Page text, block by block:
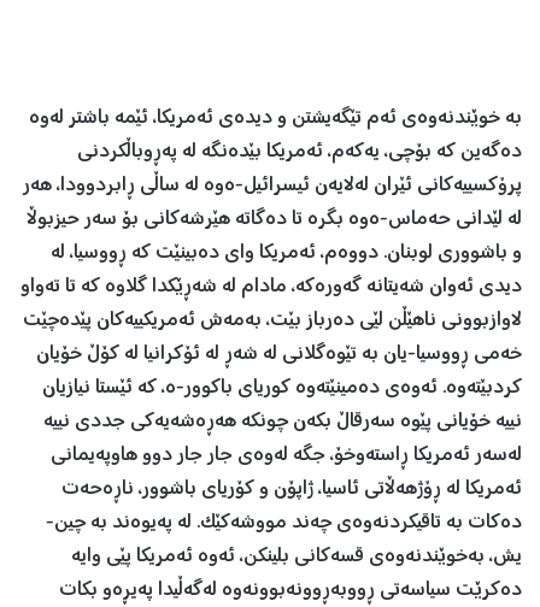
بە خوێندنەوەی ئەم تێگەیشتن و دیدەی ئەمریکا، ئێمە باشتر لەوە
دەگەین کە بۆچی، یەکەم، ئەمریکا بێدەنگە لە پەڕوباڵکردنی
پرۆکسییەکانی ئێران لەلایەن ئیسرائیل-ەوە لە ساڵی ڕابردوودا، هەر
لە لێدانی حەماس-ەوە بگرە تا دەگاتە هێرشەکانی بۆ سەر حیزبوڵا
و باشووری لوبنان. دووەم، ئەمریکا وای دەبینێت کە ڕووسیا، لە
دیدی ئەوان شەیتانە گەورەکە، مادام لە شەڕێکدا گلاوە کە تا تەواو
لاوازبوونی ناهێڵن لێی دەرباز بێت، بەمەش ئەمریکییەکان پێدەچێت
خەمی ڕووسیا-یان بە تێوەگلانی لە شەڕ لە ئۆکرانیا لە کۆڵ خۆیان
کردبێتەوە. ئەوەی دەمینێتەوە کوریای باکوور-ە، کە ئێستا نیازیان
نییە خۆیانی پێوە سەرقاڵ بکەن چونکە هەڕەشەیەکی جددی نییە
لەسەر ئەمریکا ڕاستەوخۆ، جگە لەوەی جار جار دوو هاوپەیمانی
ئەمریکا لە ڕۆژهەڵاتی ئاسیا، ژاپۆن و کۆریای باشوور، ناڕەحەت
دەکات بە تاقیکردنەوەی چەند مووشەکێک. لە پەیوەند بە چین-
یش، بەخوێندنەوەی قسەکانی بلینکن، ئەوە ئەمریکا پێی وایە
دەکرێت سیاسەتی ڕووبەڕوونەبوونەوە لەگەڵیدا پەیڕەو بکات